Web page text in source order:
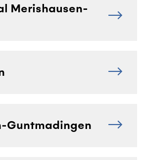
Merishausen-
Guntmadingen